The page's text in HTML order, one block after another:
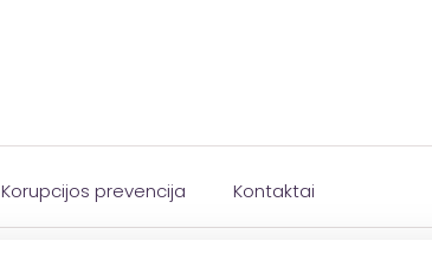
Korupcijos prevencija Kontaktai